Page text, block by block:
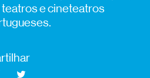
teatros e cineteatros